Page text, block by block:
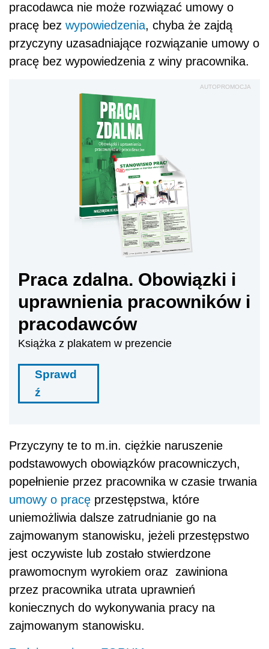
pracodawca nie może rozwiązać umowy o
pracę bez wypowiedzenia, chyba że zajdą
przyczyny uzasadniające rozwiązanie umowy o
pracę bez wypowiedzenia z winy pracownika.
AUTOPROMOCJA
Praca zdalna. Obowiązki i
uprawnienia pracowników i
pracodawców
Książka z plakatem w prezencie
Sprawd
ź
Przyczyny te to m.in. ciężkie naruszenie
podstawowych obowiązków pracowniczych,
popełnienie przez pracownika w czasie trwania
umowy o pracę przestępstwa, które
uniemożliwia dalsze zatrudnianie go na
zajmowanym stanowisku, jeżeli przestępstwo
jest oczywiste lub zostało stwierdzone
prawomocnym wyrokiem oraz zawiniona
przez pracownika utrata uprawnień
koniecznych do wykonywania pracy na
zajmowanym stanowisku.